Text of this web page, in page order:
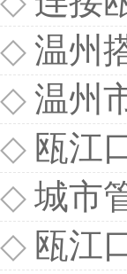
◇ 温州
◇ 温州
◇ 瓯江
◇ 城市
◇ 瓯江